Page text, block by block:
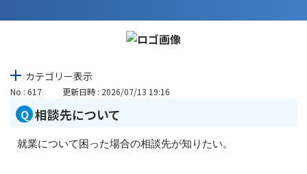
カテゴリー表示
No : 617 更新日時 : 2026/07/13 19:16
相談先について
就業について困った場合の相談先が知りたい。